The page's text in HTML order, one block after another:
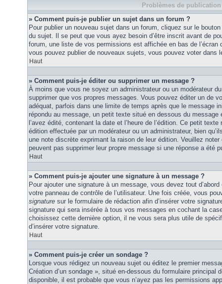
Problèmes de publication
» Comment puis-je publier un sujet dans un forum ?
Pour publier un nouveau sujet dans un forum, cliquez sur le
du sujet. Il se peut que vous ayez besoin d’être inscrit avant de
forum, une liste de vos permissions est affichée en bas de
vous pouvez publier de nouveaux sujets, vous pouvez voter dans
Haut
» Comment puis-je éditer ou supprimer un message ?
À moins que vous ne soyez un administrateur ou un modérateur
supprimer que vos propres messages. Vous pouvez éditer un de
adéquat, parfois dans une limite de temps après que le message
répondu au message, un petit texte situé en dessous du message
l’avez édité, contenant la date et l’heure de l’édition. Ce petit texte
édition effectuée par un modérateur ou un administrateur, bien
une note discrète exprimant la raison de leur édition. Veuillez
peuvent pas supprimer leur propre message si une réponse a été
Haut
» Comment puis-je ajouter une signature à un message ?
Pour ajouter une signature à un message, vous devez tout d’abord
votre panneau de contrôle de l’utilisateur. Une fois créée, vous
signature sur le formulaire de rédaction afin d’insérer votre
signature qui sera insérée à tous vos messages en cochant la
choisissez cette dernière option, il ne vous sera plus utile de
d’insérer votre signature.
Haut
» Comment puis-je créer un sondage ?
Lorsque vous rédigez un nouveau sujet ou éditez le premier
Création d’un sondage », situé en-dessous du formulaire principal
disponible, il est probable que vous n’ayez pas les permissions